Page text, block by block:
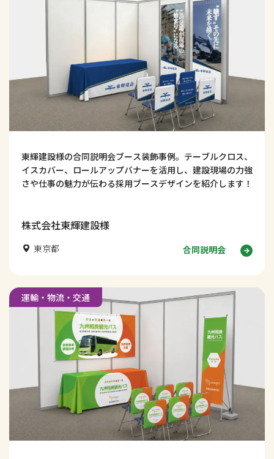
東輝建設様の合同説明会ブース装飾事例。テーブルクロス、
イスカバー、ロールアップバナーを活用し、建設現場の力強
さや仕事の魅力が伝わる採用ブースデザインを紹介します！
株式会社東輝建設様
東京都 合同説明会
運輸・物流・交通